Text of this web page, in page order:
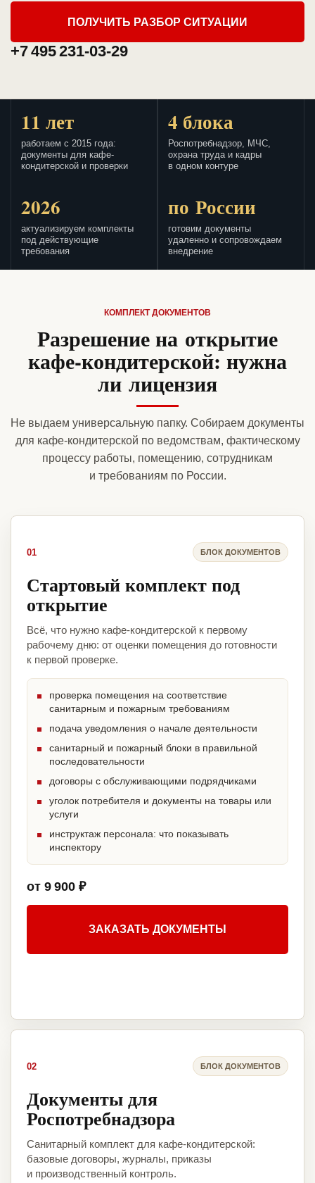
ПОЛУЧИТЬ РАЗБОР СИТУАЦИИ
+7 495 231-03-29
11 лет
работаем с 2015 года:
документы для кафе-
кондитерской и проверки
4 блока
Роспотребнадзор, МЧС,
охрана труда и кадры
в одном контуре
2026
актуализируем комплекты
под действующие
требования
по России
готовим документы
удаленно и сопровождаем
внедрение
КОМПЛЕКТ ДОКУМЕНТОВ
Разрешение на открытие
кафе-кондитерской: нужна
ли лицензия
Не выдаем универсальную папку. Собираем документы
для кафе-кондитерской по ведомствам, фактическому
процессу работы, помещению, сотрудникам
и требованиям по России.
01 БЛОК ДОКУМЕНТОВ
Стартовый комплект под
открытие
Всё, что нужно кафе-кондитерской к первому
рабочему дню: от оценки помещения до готовности
к первой проверке.
проверка помещения на соответствие
санитарным и пожарным требованиям
подача уведомления о начале деятельности
санитарный и пожарный блоки в правильной
последовательности
договоры с обслуживающими подрядчиками
уголок потребителя и документы на товары или
услуги
инструктаж персонала: что показывать
инспектору
от 9 900 ₽
ЗАКАЗАТЬ ДОКУМЕНТЫ
02 БЛОК ДОКУМЕНТОВ
Документы для
Роспотребнадзора
Санитарный комплект для кафе-кондитерской:
базовые договоры, журналы, приказы
и производственный контроль.